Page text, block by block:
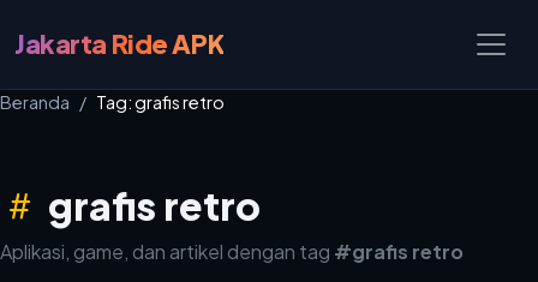
Jakarta Ride APK
Beranda Tag: grafis retro
grafis retro
Aplikasi, game, dan artikel dengan tag #grafis retro